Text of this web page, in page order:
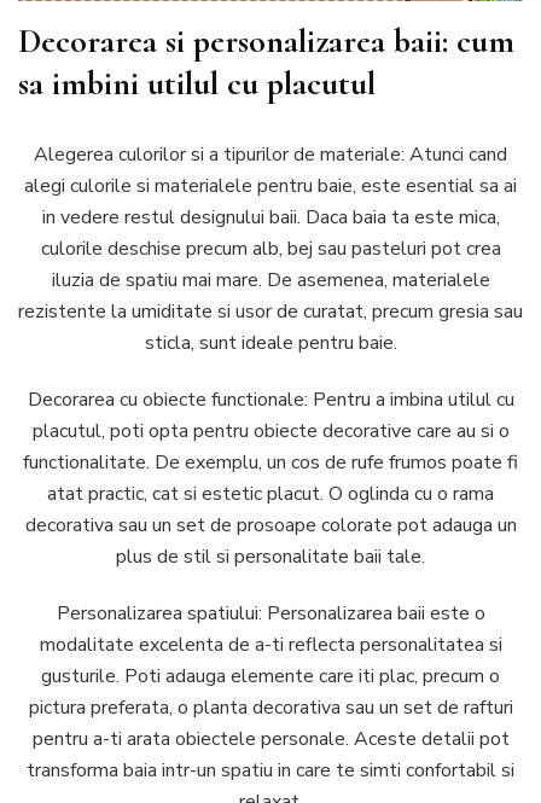
Decorarea si personalizarea baii: cum
sa imbini utilul cu placutul
Alegerea culorilor si a tipurilor de materiale: Atunci cand
alegi culorile si materialele pentru baie, este esential sa ai
in vedere restul designului baii. Daca baia ta este mica,
culorile deschise precum alb, bej sau pasteluri pot crea
iluzia de spatiu mai mare. De asemenea, materialele
rezistente la umiditate si usor de curatat, precum gresia sau
sticla, sunt ideale pentru baie.
Decorarea cu obiecte functionale: Pentru a imbina utilul cu
placutul, poti opta pentru obiecte decorative care au si o
functionalitate. De exemplu, un cos de rufe frumos poate fi
atat practic, cat si estetic placut. O oglinda cu o rama
decorativa sau un set de prosoape colorate pot adauga un
plus de stil si personalitate baii tale.
Personalizarea spatiului: Personalizarea baii este o
modalitate excelenta de a-ti reflecta personalitatea si
gusturile. Poti adauga elemente care iti plac, precum o
pictura preferata, o planta decorativa sau un set de rafturi
pentru a-ti arata obiectele personale. Aceste detalii pot
transforma baia intr-un spatiu in care te simti confortabil si